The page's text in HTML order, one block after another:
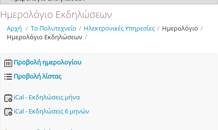
Ημερολόγιο Εκδηλώσεων
Αρχή / Το Πολυτεχνείο / Ηλεκτρονικές Υπηρεσίες / Ημερολόγιο /
Ημερολόγιο Εκδηλώσεων /
Προβολή ημερολογίου
Προβολή λίστας
iCal - Εκδηλώσεις μήνα
iCal - Εκδηλώσεις 6 μηνών